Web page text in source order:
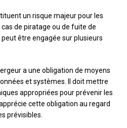
un risque majeur pour les
de piratage ou de fuite de
être engagée sur plusieurs
a une obligation de moyens
et systèmes. Il doit mettre
appropriées pour prévenir les
cette obligation au regard
prévisibles.